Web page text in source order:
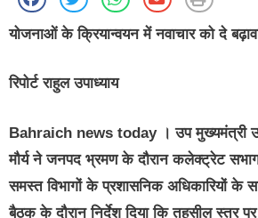
योजनाओं के क्रियान्वयन में नवाचार को दे
रिपोर्ट राहुल उपाध्याय
Bahraich news today । उप मुख्यमंत्री
मौर्य ने जनपद भ्रमण के दौरान कलेक्ट्रेट
समस्त विभागों के प्रशासनिक अधिकारियों के
बैठक के दौरान निर्देश दिया कि तहसील स्तर